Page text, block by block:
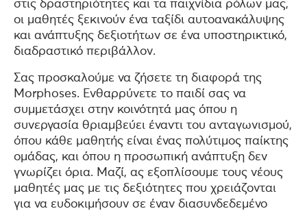
στις δραστηριότητες και τα παιχνίδια ρόλων μας,
οι μαθητές ξεκινούν ένα ταξίδι αυτοανακάλυψης
και ανάπτυξης δεξιοτήτων σε ένα υποστηρικτικό,
διαδραστικό περιβάλλον.
Σας προσκαλούμε να ζήσετε τη διαφορά της
Morphoses. Ενθαρρύνετε το παιδί σας να
συμμετάσχει στην κοινότητά μας όπου η
συνεργασία θριαμβεύει έναντι του ανταγωνισμού,
όπου κάθε μαθητής είναι ένας πολύτιμος παίκτης
ομάδας, και όπου η προσωπική ανάπτυξη δεν
γνωρίζει όρια. Μαζί, ας εξοπλίσουμε τους νέους
μαθητές μας με τις δεξιότητες που χρειάζονται
για να ευδοκιμήσουν σε έναν διασυνδεδεμένο